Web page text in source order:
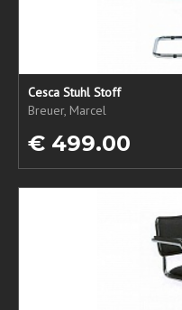
Cesca Stuhl Stoff
Breuer, Marcel
€ 499.00